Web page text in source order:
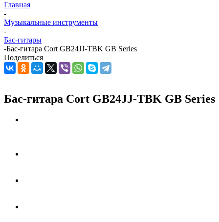
Главная
-
Музыкальные инструменты
-
Бас-гитары
-Бас-гитара Cort GB24JJ-TBK GB Series
Поделиться
Бас-гитара Cort GB24JJ-TBK GB Series